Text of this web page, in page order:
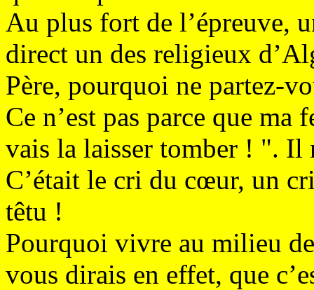
Au plus fort de l’épreuve,
direct un des religieux
Père, pourquoi ne partez-
Ce n’est pas parce que ma
vais la laisser tomber ! ". Il
C’était le cri du cœur, un
têtu !
Pourquoi vivre au milieu
vous dirais en effet, que